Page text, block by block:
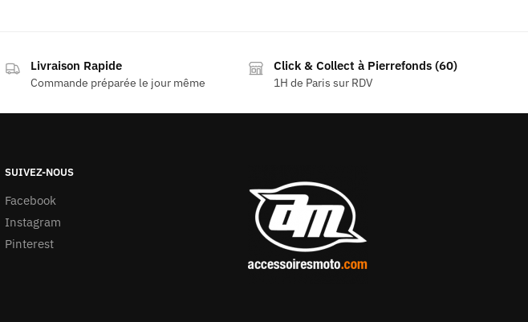
Livraison Rapide
Commande préparée le jour même
Click & Collect à Pierrefonds (60)
1H de Paris sur RDV
SUIVEZ-NOUS
Facebook
Instagram
Pinterest